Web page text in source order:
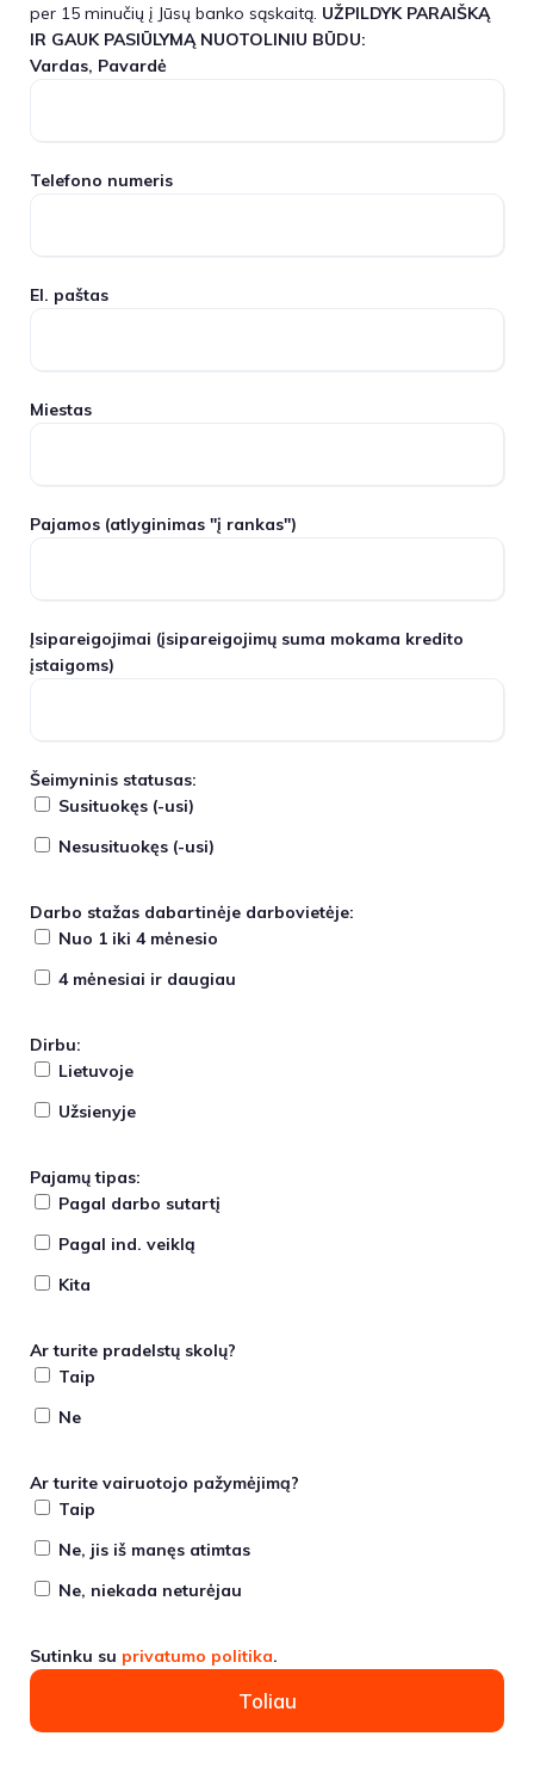
per 15 minučių į Jūsų banko sąskaitą. UŽPILDYK PARAIŠKĄ
IR GAUK PASIŪLYMĄ NUOTOLINIU BŪDU:
Vardas, Pavardė
Telefono numeris
El. paštas
Miestas
Pajamos (atlyginimas "į rankas")
Įsipareigojimai (įsipareigojimų suma mokama kredito
įstaigoms)
Šeimyninis statusas:
Susituokęs (-usi)
Nesusituokęs (-usi)
Darbo stažas dabartinėje darbovietėje:
Nuo 1 iki 4 mėnesio
4 mėnesiai ir daugiau
Dirbu:
Lietuvoje
Užsienyje
Pajamų tipas:
Pagal darbo sutartį
Pagal ind. veiklą
Kita
Ar turite pradelstų skolų?
Taip
Ne
Ar turite vairuotojo pažymėjimą?
Taip
Ne, jis iš manęs atimtas
Ne, niekada neturėjau
Sutinku su privatumo politika.
Toliau